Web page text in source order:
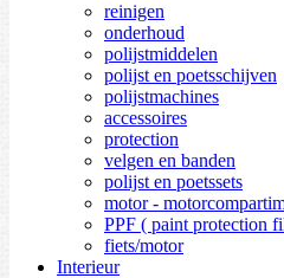
reinigen
onderhoud
polijstmiddelen
polijst en poetsschijven
polijstmachines
accessoires
protection
velgen en banden
polijst en poetssets
motor -
PPF ( paint protection
fiets/motor
Interieur